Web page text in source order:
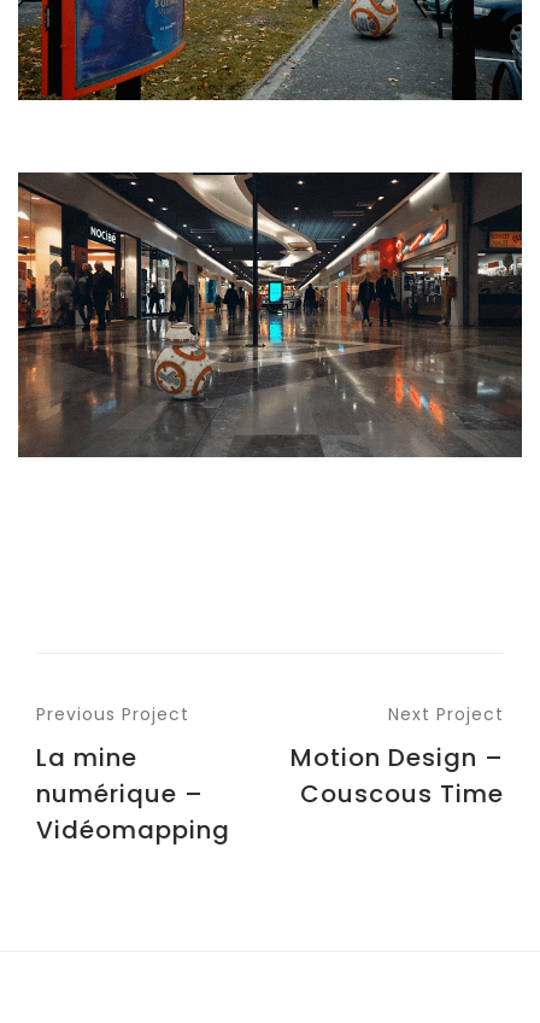
Previous Project
La mine
numérique –
Vidéomapping
Next Project
Motion Design –
Couscous Time